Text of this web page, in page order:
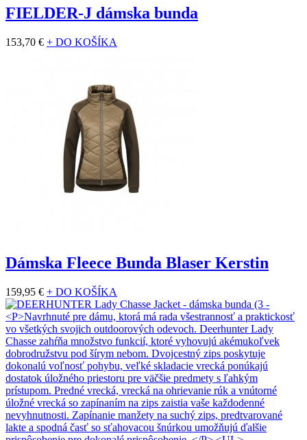
FIELDER-J dámska bunda
153,70 € + DO KOŠÍKA
Dámska Fleece Bunda Blaser Kerstin
159,95 € + DO KOŠÍKA